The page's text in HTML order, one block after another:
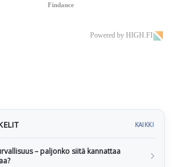
Findance
Powered by HIGH.FI
KAIKKI
– paljonko siitä kannattaa